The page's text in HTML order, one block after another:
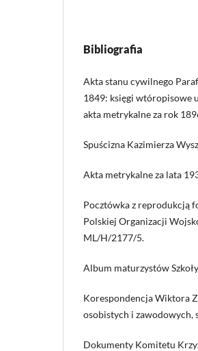
Bibliografia
Akta stanu cywilnego
1849: księgi wtóropisowe
akta metrykalne za rok
Spuścizna Kazimierza
Akta metrykalne za lata
Pocztówka z reprodukcją
Polskiej Organizacji
ML/H/2177/5.
Album maturzystów
Korespondencja Wiktora
osobistych i zawodowych,
Dokumenty Komitetu